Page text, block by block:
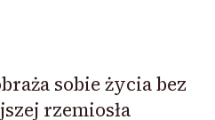
sobie życia bez
rzemiosła